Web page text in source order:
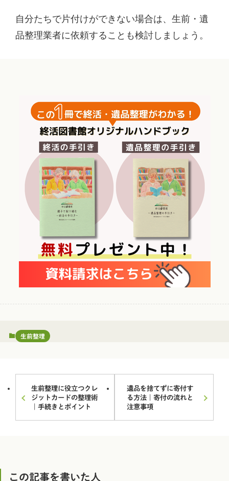
自分たちで片付けができない場合は、生前・遺
品整理業者に依頼することも検討しましょう。
生前整理
生前整理に役立つクレ
ジットカードの整理術
｜手続きとポイント
遺品を捨てずに寄付す
る方法｜寄付の流れと
注意事項
この記事を書いた人